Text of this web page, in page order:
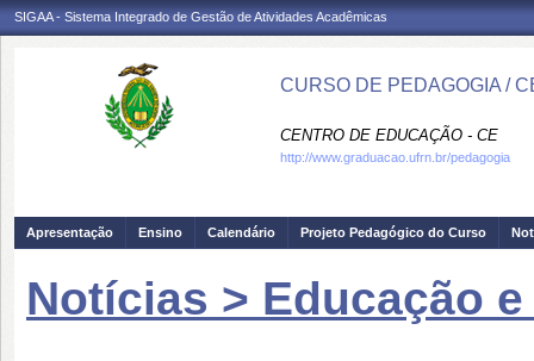
SIGAA - Sistema Integrado de Gestão de Atividades Acadêmicas
CURSO DE PEDAGOGIA /
CENTRO DE EDUCAÇÃO - CE
http://www.graduacao.ufrn.br/pedagogia
Apresentação Ensino Calendário Projeto Pedagógico do Curso
Notícias > Educação